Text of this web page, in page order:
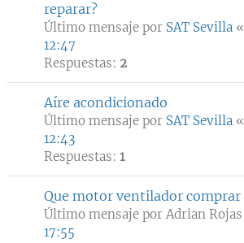
reparar?
Último mensaje por SAT Sevilla «
12:47
Respuestas: 2
Aíre acondicionado
Último mensaje por SAT Sevilla «
12:43
Respuestas: 1
Que motor ventilador comprar
Último mensaje por Adrian Rojas
17:55